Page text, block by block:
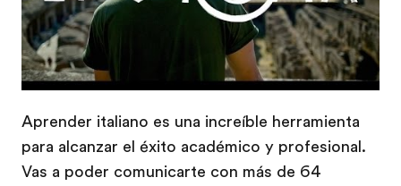
Aprender italiano es una increíble herramienta
para alcanzar el éxito académico y profesional.
Vas a poder comunicarte con más de 64